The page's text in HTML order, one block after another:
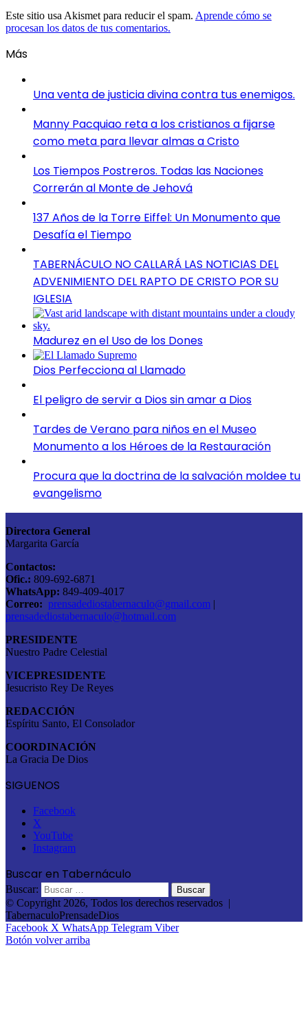
Este sitio usa Akismet para reducir el spam. Aprende cómo se
procesan los datos de tus comentarios.
Más
Una venta de justicia divina contra tus enemigos.
Manny Pacquiao reta a los cristianos a fijarse
como meta para llevar almas a Cristo
Los Tiempos Postreros. Todas las Naciones
Correrán al Monte de Jehová
137 Años de la Torre Eiffel: Un Monumento que
Desafía el Tiempo
TABERNÁCULO NO CALLARÁ LAS NOTICIAS DEL
ADVENIMIENTO DEL RAPTO DE CRISTO POR SU
IGLESIA
Madurez en el Uso de los Dones
Dios Perfecciona al Llamado
El peligro de servir a Dios sin amar a Dios
Tardes de Verano para niños en el Museo
Monumento a los Héroes de la Restauración
Procura que la doctrina de la salvación moldee tu
evangelismo
Directora General
Margarita García
Contactos:
Ofic.: 809-692-6871
WhatsApp: 849-409-4017
Correo: prensadediostabernaculo@gmail.com |
prensadediostabernaculo@hotmail.com
PRESIDENTE
Nuestro Padre Celestial
VICEPRESIDENTE
Jesucristo Rey De Reyes
REDACCIÓN
Espíritu Santo, El Consolador
COORDINACIÓN
La Gracia De Dios
SIGUENOS
Facebook
X
YouTube
Instagram
Buscar en Tabernáculo
Buscar:
© Copyright 2026, Todos los derechos reservados |
TabernaculoPrensadeDios
Facebook X WhatsApp Telegram Viber
Botón volver arriba